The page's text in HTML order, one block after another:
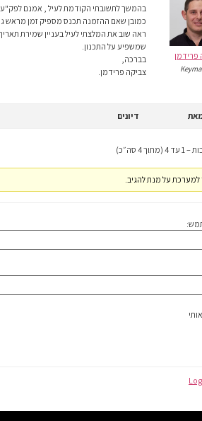
פרידמן
בהמשך לתשובתי הקודמת לעיל , אמנם
כמובן שאם ההזמנה תכנס מספיק זמן מראש
ראה שוב את המלצתי לעיל בעניין שמירת
שמשפיע על התכנון.
בברכה,
צביקה פרידמן.
דיונים
על מנת להגיב.